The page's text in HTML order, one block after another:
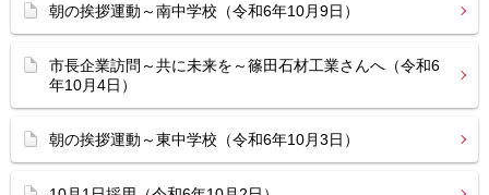
朝の挨拶運動～南中学校（令和6年10月9日）
市長企業訪問～共に未来を～篠田石材工業さんへ（令和6
年10月4日）
朝の挨拶運動～東中学校（令和6年10月3日）